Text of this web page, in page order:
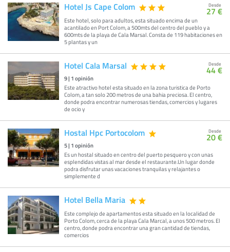
Hotel Js Cape Colom
Este hotel, solo para adultos, esta situado encima de un
acantilado en Port Colom, a 500mts del centro del pueblo y a
600mts de la playa de Cala Marsal. Consta de 119 habitaciones en
5 plantas y un
Desde
27 €
Hotel Cala Marsal
9| 1opinión
Este atractivo hotel esta situado en la zona turistica de Porto
Colom, a tan solo 200 metros de una bahia preciosa. El centro,
donde podra encontrar numerosas tiendas, comercios y lugares
de ocio y
Desde
44 €
Hostal Hpc Portocolom
5| 1opinión
Es un hostal situado en centro del puerto pesquero y con unas
esplendidas vistas al mar desde el restaurante.Un lugar donde
podra disfrutar unas vacaciones tranquilas y relajantes o
simplemente d
Desde
20 €
Hotel Bella Maria
Este complejo de apartamentos esta situado en la localidad de
Porto Colom, cerca de la playa Cala Marcal, a unos 500 metros. El
centro, donde podra encontrar una gran cantidad de tiendas,
comercios